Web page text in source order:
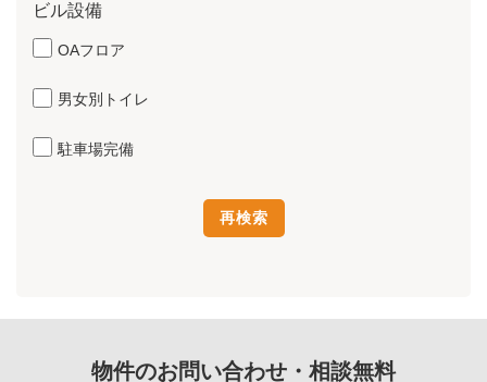
ビル設備
OAフロア
男女別トイレ
駐車場完備
物件のお問い合わせ・相談無料